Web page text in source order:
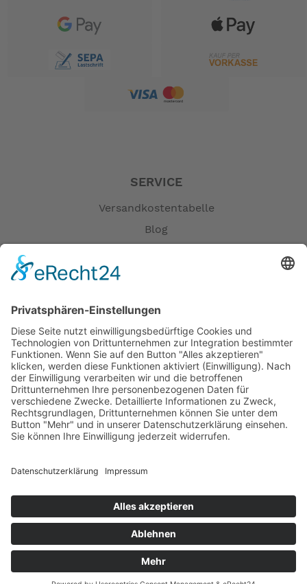
SERVICE
Versandkostentabelle
Blog
Öffnungszeiten
Versandpartner
Verfügbarkeiten
Zahlung und Versand
Datenschutz
Fernabsatz
Widerrufsrecht MS
Kontakt
Garantiefall
Batterieverordnung
Ergänzende Allgemeine Geschäftsbedingungen zum